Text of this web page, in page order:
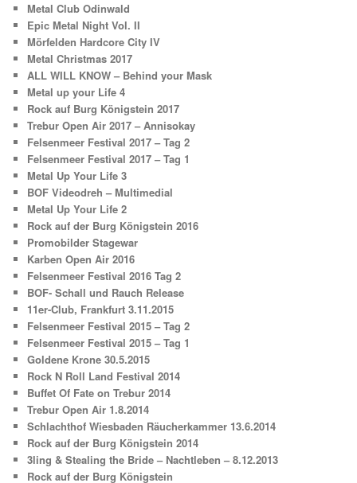
Metal Club Odinwald
Epic Metal Night Vol. II
Mörfelden Hardcore City IV
Metal Christmas 2017
ALL WILL KNOW – Behind your Mask
Metal up your Life 4
Rock auf Burg Königstein 2017
Trebur Open Air 2017 – Annisokay
Felsenmeer Festival 2017 – Tag 2
Felsenmeer Festival 2017 – Tag 1
Metal Up Your Life 3
BOF Videodreh – Multimedial
Metal Up Your Life 2
Rock auf der Burg Königstein 2016
Promobilder Stagewar
Karben Open Air 2016
Felsenmeer Festival 2016 Tag 2
BOF- Schall und Rauch Release
11er-Club, Frankfurt 3.11.2015
Felsenmeer Festival 2015 – Tag 2
Felsenmeer Festival 2015 – Tag 1
Goldene Krone 30.5.2015
Rock N Roll Land Festival 2014
Buffet Of Fate on Trebur 2014
Trebur Open Air 1.8.2014
Schlachthof Wiesbaden Räucherkammer 13.6.2014
Rock auf der Burg Königstein 2014
3ling & Stealing the Bride – Nachtleben – 8.12.2013
Rock auf der Burg Königstein